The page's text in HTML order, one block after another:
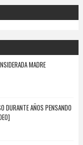
MADRE
DURANTE AÑOS PENSANDO